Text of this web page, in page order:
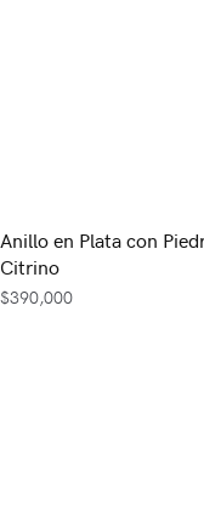
Anillo en Plata con
Citrino
$390,000